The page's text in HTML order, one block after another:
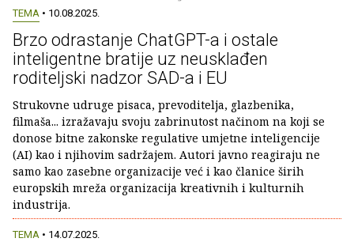
TEMA • 10.08.2025.
Brzo odrastanje ChatGPT-a i ostale
inteligentne bratije uz neusklađen
roditeljski nadzor SAD-a i EU
Strukovne udruge pisaca, prevoditelja, glazbenika,
filmaša... izražavaju svoju zabrinutost načinom na koji se
donose bitne zakonske regulative umjetne inteligencije
(AI) kao i njihovim sadržajem. Autori javno reagiraju ne
samo kao zasebne organizacije već i kao članice širih
europskih mreža organizacija kreativnih i kulturnih
industrija.
TEMA • 14.07.2025.